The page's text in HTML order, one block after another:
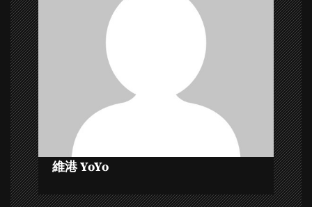
i
g
a
t
i
o
n
維港 YoYo